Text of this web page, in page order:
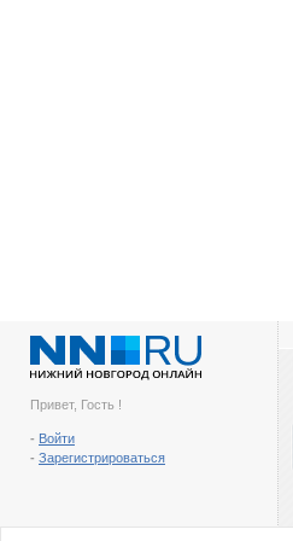
Привет, Гость !
- Войти
- Зарегистрироваться